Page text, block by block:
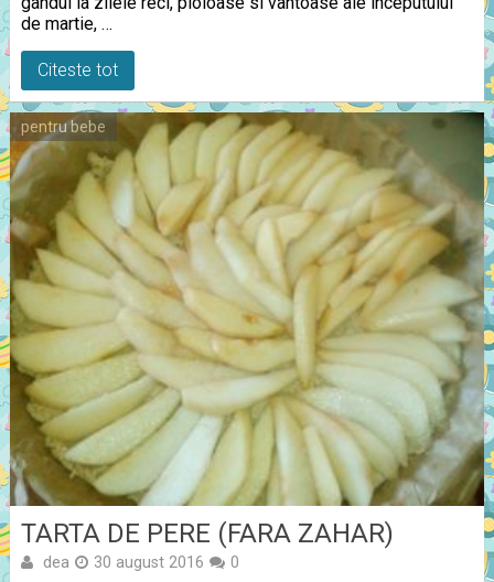
de martie, …
Citeste tot
pentru bebe
TARTA DE PERE (FARA ZAHAR)
dea 30 august 2016 0